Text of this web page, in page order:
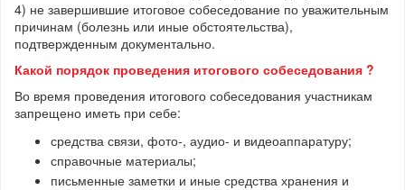
4) не завершившие итоговое собеседование по уважительным
причинам (болезнь или иные обстоятельства),
подтвержденным документально.
Какой порядок проведения итогового собеседования ?
Во время проведения итогового собеседования участникам
запрещено иметь при себе:
средства связи, фото-, аудио- и видеоаппаратуру;
справочные материалы;
письменные заметки и иные средства хранения и